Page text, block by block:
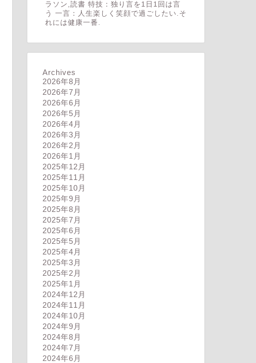
ラソン,読書 特技：独り言を1日1回は言
う 一言：人生楽しく笑顔で過ごしたい.そ
れには健康一番.
Archives
2026年8月
2026年7月
2026年6月
2026年5月
2026年4月
2026年3月
2026年2月
2026年1月
2025年12月
2025年11月
2025年10月
2025年9月
2025年8月
2025年7月
2025年6月
2025年5月
2025年4月
2025年3月
2025年2月
2025年1月
2024年12月
2024年11月
2024年10月
2024年9月
2024年8月
2024年7月
2024年6月